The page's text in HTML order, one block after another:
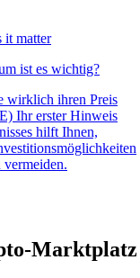
ist es wichtig?
wirklich ihren Preis
Ihr erster Hinweis
hilft Ihnen,
Marktplatz